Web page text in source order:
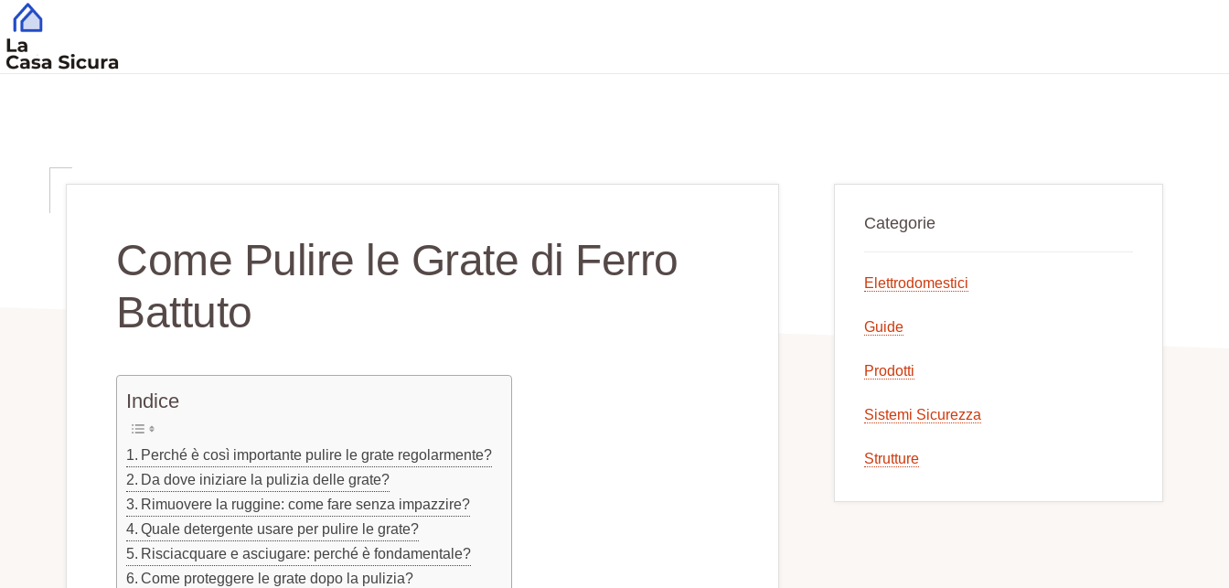
Skip
to
main
Skip
to
primary
Come Pulire le Grate di Ferro
Battuto​
Indice
Perché è così importante pulire le grate regolarmente?
Da dove iniziare la pulizia delle grate?
Rimuovere la ruggine: come fare senza impazzire?
Quale detergente usare per pulire le grate?
Risciacquare e asciugare: perché è fondamentale?
Come proteggere le grate dopo la pulizia?
Sidebar
Categorie
Elettrodomestici
Guide
Prodotti
Sistemi Sicurezza
Strutture